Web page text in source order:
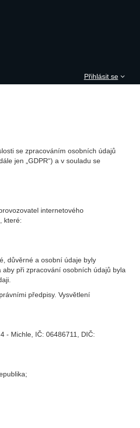
se zpracováním osobních údajů
jen „GDPR“) a v souladu se
internetového
které:
důvěrné a osobní údaje byly
při zpracování osobních údajů byla
předpisy. Vysvětlení
- Michle, IČ: 06486711, DIČ:
Přihlásit se